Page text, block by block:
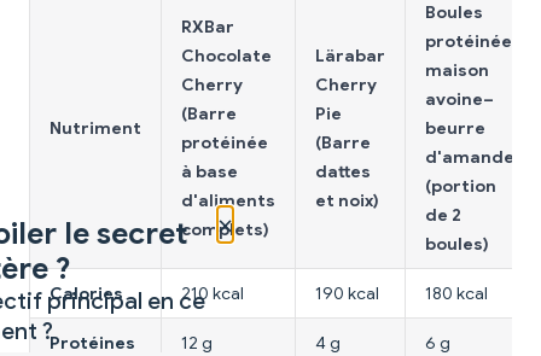
Nutriment
RXBar
Chocolate
Cherry
(Barre
protéinée
à base
d'aliments
complets)
Lärabar
Cherry
Pie
(Barre
dattes
et noix)
Boules
protéinées
maison
avoine–
beurre
d'amande
(portion
de 2
boules)
Calories 210 kcal 190 kcal 180 kcal
Protéines 12 g 4 g 6 g
×
le secret
?
principal en ce
?